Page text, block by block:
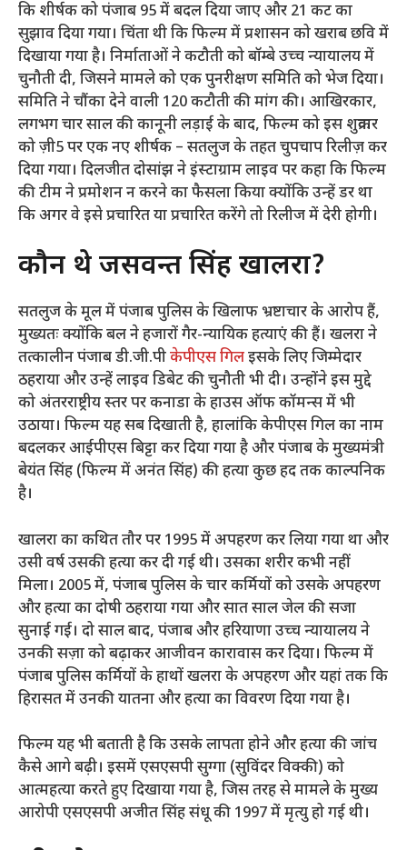
कि शीर्षक को पंजाब 95 में बदल दिया जाए और 21 कट का
सुझाव दिया गया। चिंता थी कि फिल्म में प्रशासन को खराब छवि में
दिखाया गया है। निर्माताओं ने कटौती को बॉम्बे उच्च न्यायालय में
चुनौती दी, जिसने मामले को एक पुनरीक्षण समिति को भेज दिया।
समिति ने चौंका देने वाली 120 कटौती की मांग की। आखिरकार,
लगभग चार साल की कानूनी लड़ाई के बाद, फिल्म को इस शुक्रवार
को ज़ी5 पर एक नए शीर्षक – सतलुज के तहत चुपचाप रिलीज़ कर
दिया गया। दिलजीत दोसांझ ने इंस्टाग्राम लाइव पर कहा कि फिल्म
की टीम ने प्रमोशन न करने का फैसला किया क्योंकि उन्हें डर था
कि अगर वे इसे प्रचारित या प्रचारित करेंगे तो रिलीज में देरी होगी।
कौन थे जसवन्त सिंह खालरा?
सतलुज के मूल में पंजाब पुलिस के खिलाफ भ्रष्टाचार के आरोप हैं,
मुख्यतः क्योंकि बल ने हजारों गैर-न्यायिक हत्याएं की हैं। खलरा ने
तत्कालीन पंजाब डी.जी.पीकेपीएस गिलइसके लिए जिम्मेदार
ठहराया और उन्हें लाइव डिबेट की चुनौती भी दी। उन्होंने इस मुद्दे
को अंतरराष्ट्रीय स्तर पर कनाडा के हाउस ऑफ कॉमन्स में भी
उठाया। फिल्म यह सब दिखाती है, हालांकि केपीएस गिल का नाम
बदलकर आईपीएस बिट्टा कर दिया गया है और पंजाब के मुख्यमंत्री
बेयंत सिंह (फिल्म में अनंत सिंह) की हत्या कुछ हद तक काल्पनिक
है।
खालरा का कथित तौर पर 1995 में अपहरण कर लिया गया था और
उसी वर्ष उसकी हत्या कर दी गई थी। उसका शरीर कभी नहीं
मिला। 2005 में, पंजाब पुलिस के चार कर्मियों को उसके अपहरण
और हत्या का दोषी ठहराया गया और सात साल जेल की सजा
सुनाई गई। दो साल बाद, पंजाब और हरियाणा उच्च न्यायालय ने
उनकी सज़ा को बढ़ाकर आजीवन कारावास कर दिया। फिल्म में
पंजाब पुलिस कर्मियों के हाथों खलरा के अपहरण और यहां तक ​​कि
हिरासत में उनकी यातना और हत्या का विवरण दिया गया है।
फिल्म यह भी बताती है कि उसके लापता होने और हत्या की जांच
कैसे आगे बढ़ी। इसमें एसएसपी सुग्गा (सुविंदर विक्की) को
आत्महत्या करते हुए दिखाया गया है, जिस तरह से मामले के मुख्य
आरोपी एसएसपी अजीत सिंह संधू की 1997 में मृत्यु हो गई थी।